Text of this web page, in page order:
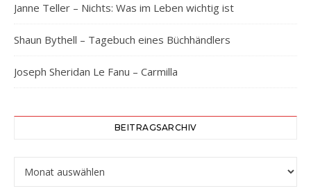
Janne Teller – Nichts: Was im Leben wichtig ist
Shaun Bythell – Tagebuch eines Büchhändlers
Joseph Sheridan Le Fanu – Carmilla
BEITRAGSARCHIV